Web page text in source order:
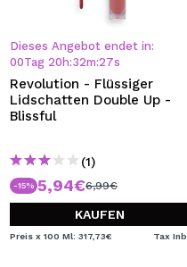
Dieses Angebot endet in:
00Tag 20 h:32m:26s
Revolution - Flüssiger
Lidschatten Double Up -
Blissful
(1)
-15% 5,94€6,99€
KAUFEN
Preis x 100 Ml: 317,73€ Tax Inb.